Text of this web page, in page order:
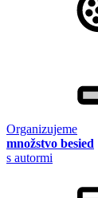
Organizujeme
množstvo besied
s autormi